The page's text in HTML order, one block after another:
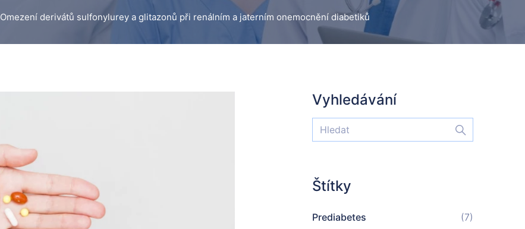
Omezení derivátů sulfonylurey a glitazonů při renálním a jaterním onemocnění diabetiků
Vyhledávání
Štítky
Prediabetes (7)